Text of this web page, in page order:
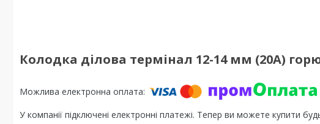
Колодка ділова термінал 12-14 мм (20А)
У компанії підключені електронні платежі. Тепер ви можете купити